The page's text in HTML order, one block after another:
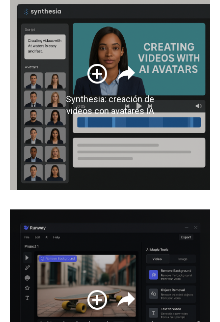
Synthesia: creación de
videos con avatares IA